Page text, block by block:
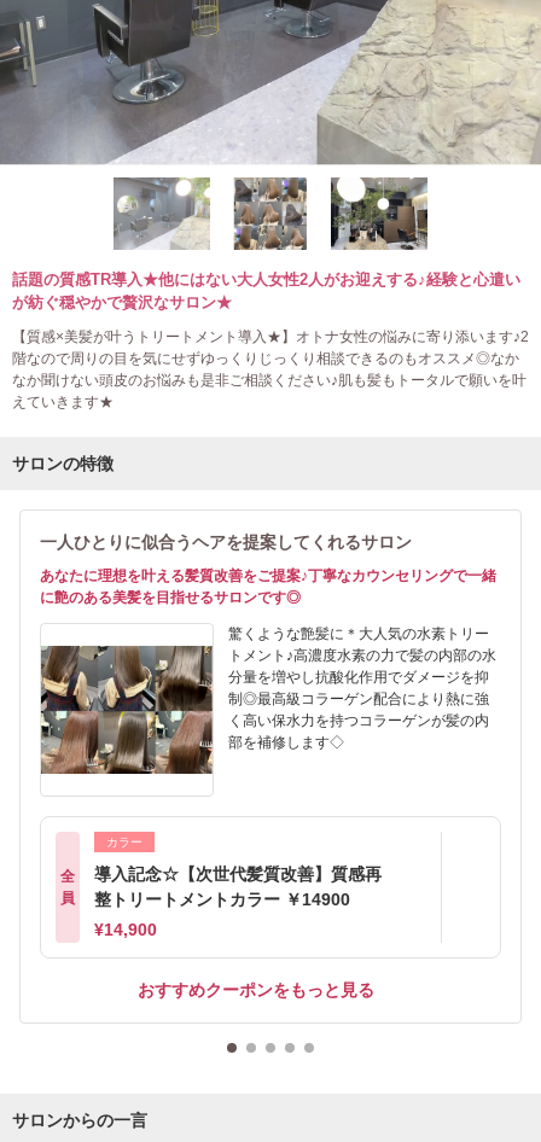
話題の質感TR導入★他にはない大人女性2人がお迎えする♪経験と心遣い
が紡ぐ穏やかで贅沢なサロン★
【質感×美髪が叶うトリートメント導入★】オトナ女性の悩みに寄り添います♪2
階なので周りの目を気にせずゆっくりじっくり相談できるのもオススメ◎なか
なか聞けない頭皮のお悩みも是非ご相談ください♪肌も髪もトータルで願いを叶
えていきます★
サロンの特徴
一人ひとりに似合うヘアを提案してくれるサロン
あなたに理想を叶える髪質改善をご提案♪丁寧なカウンセリングで一緒
に艶のある美髪を目指せるサロンです◎
驚くような艶髪に＊大人気の水素トリー
トメント♪高濃度水素の力で髪の内部の水
分量を増やし抗酸化作用でダメージを抑
制◎最高級コラーゲン配合により熱に強
く高い保水力を持つコラーゲンが髪の内
部を補修します◇
全
員
カラー
導入記念☆【次世代髪質改善】質感再
整トリートメントカラー ￥14900
¥14,900
おすすめクーポンをもっと見る
サロンからの一言